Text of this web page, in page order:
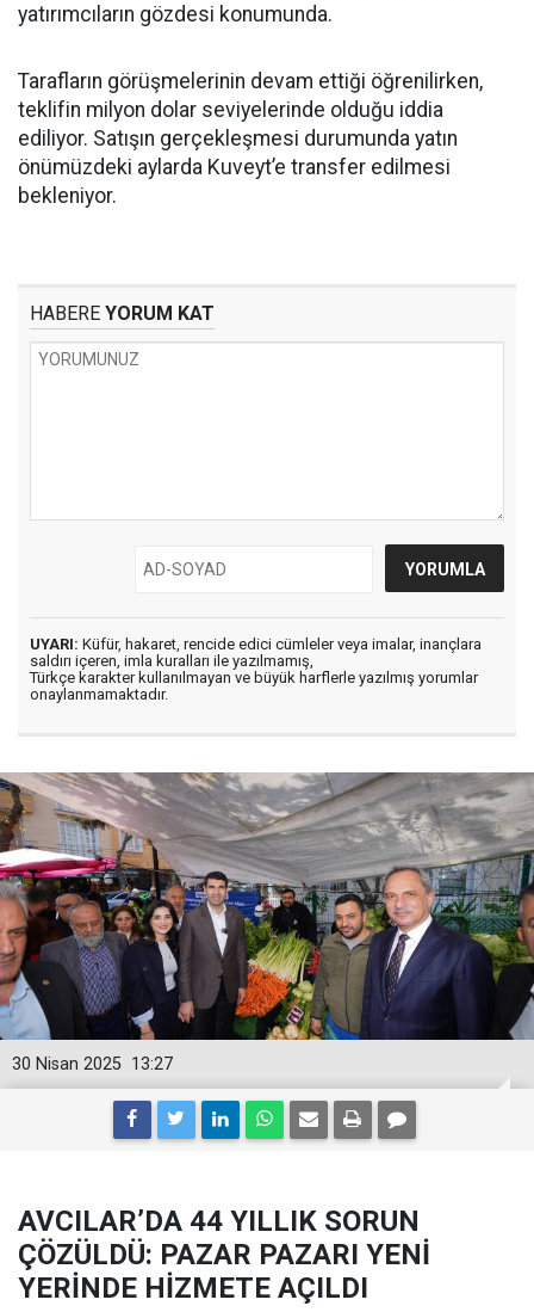
yatırımcıların gözdesi konumunda.
Tarafların görüşmelerinin devam ettiği öğrenilirken,
teklifin milyon dolar seviyelerinde olduğu iddia
ediliyor. Satışın gerçekleşmesi durumunda yatın
önümüzdeki aylarda Kuveyt’e transfer edilmesi
bekleniyor.
HABERE YORUM KAT
UYARI: Küfür, hakaret, rencide edici cümleler veya imalar, inançlara
saldırı içeren, imla kuralları ile yazılmamış,
Türkçe karakter kullanılmayan ve büyük harflerle yazılmış yorumlar
onaylanmamaktadır.
13:27
30 Nisan 2025
AVCILAR’DA 44 YILLIK SORUN
ÇÖZÜLDÜ: PAZAR PAZARI YENİ
YERİNDE HİZMETE AÇILDI